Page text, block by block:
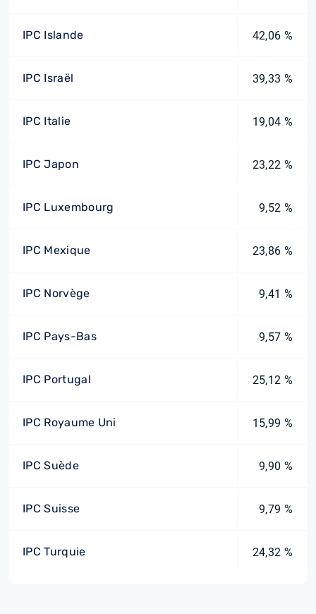
IPC Islande 42,06 %
IPC Israël 39,33 %
IPC Italie 19,04 %
IPC Japon 23,22 %
IPC Luxembourg 9,52 %
IPC Mexique 23,86 %
IPC Norvège 9,41 %
IPC Pays-Bas 9,57 %
IPC Portugal 25,12 %
IPC Royaume Uni 15,99 %
IPC Suède 9,90 %
IPC Suisse 9,79 %
IPC Turquie 24,32 %